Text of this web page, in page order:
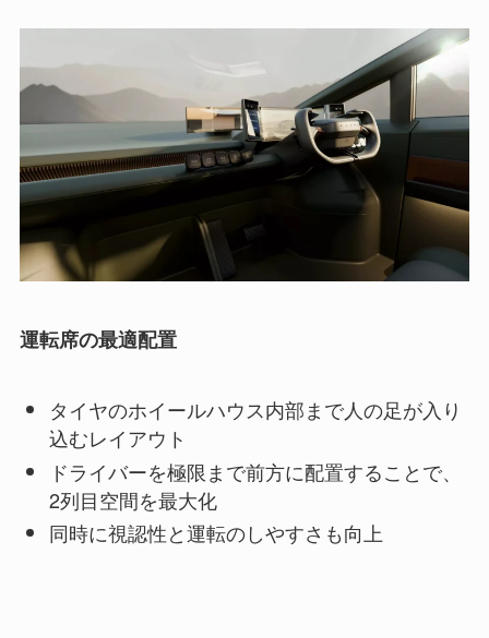
運転席の最適配置
タイヤのホイールハウス内部まで人の足が入り
込むレイアウト
ドライバーを極限まで前方に配置することで、
2列目空間を最大化
同時に視認性と運転のしやすさも向上